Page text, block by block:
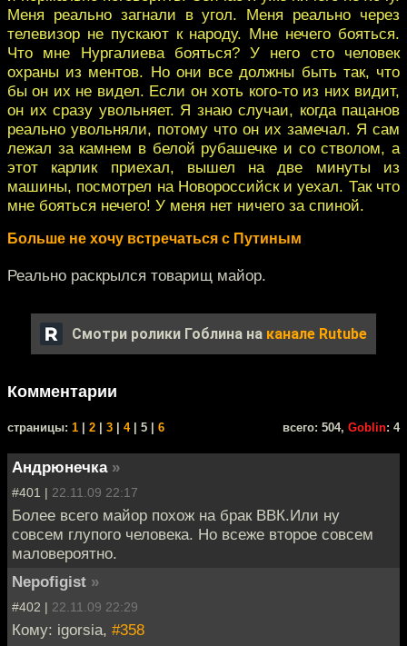
Меня реально загнали в угол. Меня реально через
телевизор не пускают к народу. Мне нечего бояться.
Что мне Нургалиева бояться? У него сто человек
охраны из ментов. Но они все должны быть так, что
бы он их не видел. Если он хоть кого-то из них видит,
он их сразу увольняет. Я знаю случаи, когда пацанов
реально увольняли, потому что он их замечал. Я сам
лежал за камнем в белой рубашечке и со стволом, а
этот карлик приехал, вышел на две минуты из
машины, посмотрел на Новороссийск и уехал. Так что
мне бояться нечего! У меня нет ничего за спиной.
Больше не хочу встречаться с Путиным
Реально раскрылся товарищ майор.
Смотри ролики Гоблина на канале Rutube
Комментарии
cтраницы: 1 2 3 4| 5 | 6 всего: 504, Goblin: 4
Андрюнечка »
#401 | 22.11.09 22:17
Более всего майор похож на брак ВВК.Или ну
совсем глупого человека. Но всеже второе совсем
маловероятно.
Nepofigist »
#402 | 22.11.09 22:29
Кому: igorsia, #358